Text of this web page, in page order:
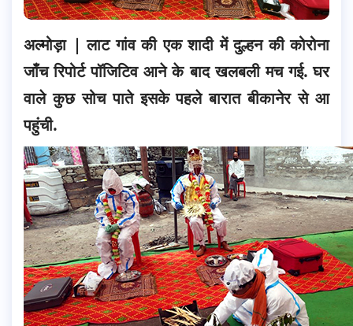
अल्मोड़ा | लाट गांव की एक शादी में दुल्हन की कोरोना
जाँच रिपोर्ट पॉजिटिव आने के बाद खलबली मच गई. घर
वाले कुछ सोच पाते इसके पहले बारात बीकानेर से आ
पहुंची.